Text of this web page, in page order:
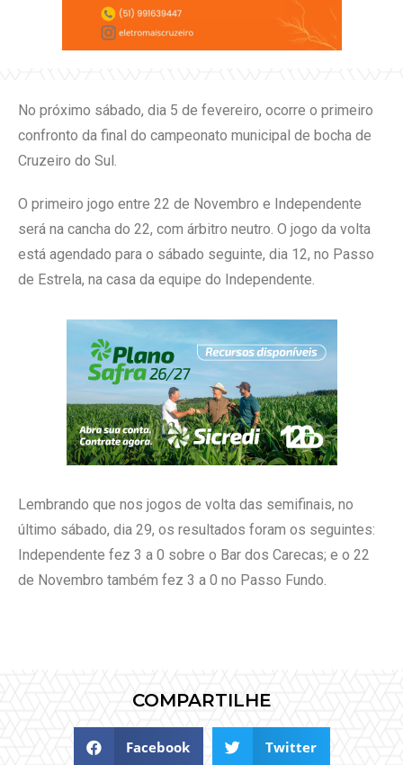
No próximo sábado, dia 5 de fevereiro, ocorre o primeiro
confronto da final do campeonato municipal de bocha de
Cruzeiro do Sul.
O primeiro jogo entre 22 de Novembro e Independente
será na cancha do 22, com árbitro neutro. O jogo da volta
está agendado para o sábado seguinte, dia 12, no Passo
de Estrela, na casa da equipe do Independente.
Lembrando que nos jogos de volta das semifinais, no
último sábado, dia 29, os resultados foram os seguintes:
Independente fez 3 a 0 sobre o Bar dos Carecas; e o 22
de Novembro também fez 3 a 0 no Passo Fundo.
COMPARTILHE
Facebook Twitter